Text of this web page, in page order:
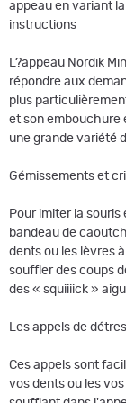
appeau en variant
instructions
L?appeau Nordik
répondre aux
plus
et son embouchure
une grande variété
Gémissements et
Pour imiter la
bandeau de
dents ou les lèvres
souffler des coups
des « squiiiick »
Les appels de
Ces appels sont
vos dents ou les